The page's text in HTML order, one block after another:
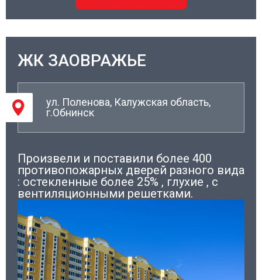
02/
ЖК ЗАОВРАЖЬЕ
ул. Поленова, Калужская область,
г.Обнинск
Произвели и поставили более 400
противопожарных дверей разного вида
: остекленные более 25% , глухие , с
вентиляционными решетками.